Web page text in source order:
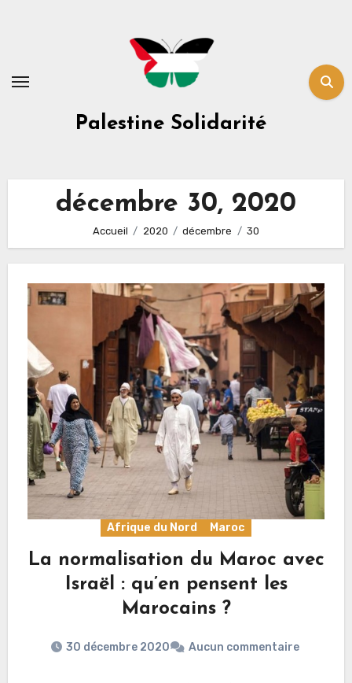
Palestine Solidarité
décembre 30, 2020
Accueil 2020 décembre 30
Afrique du Nord Maroc
La normalisation du Maroc avec
Israël : qu’en pensent les
Marocains ?
30 décembre 2020 Aucun commentaire